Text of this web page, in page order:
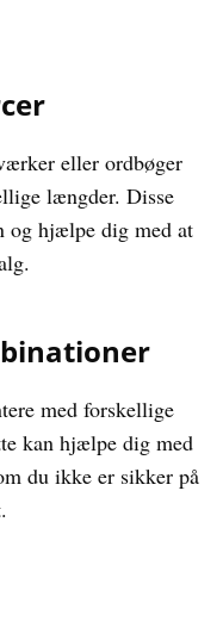
eller ordbøger
længder. Disse
og hjælpe dig med at
med forskellige
kan hjælpe dig med
du ikke er sikker på